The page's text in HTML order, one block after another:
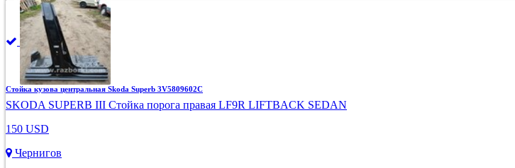
Стойка кузова центральная Skoda Superb 3V5809602C
SKODA SUPERB III Стойка порога правая LF9R LIFTBACK SEDAN
150 USD
Чернигов